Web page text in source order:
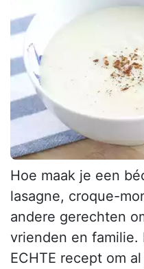
Hoe maak je een
lasagne, croque-
andere gerechten
vrienden en
ECHTE recept om